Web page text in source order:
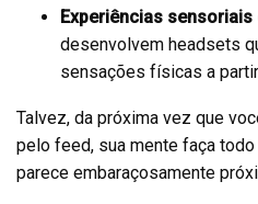
Experiências sensoriais
desenvolvem headsets
sensações físicas a
Talvez, da próxima vez que
pelo feed, sua mente faça
parece embaraçosamente